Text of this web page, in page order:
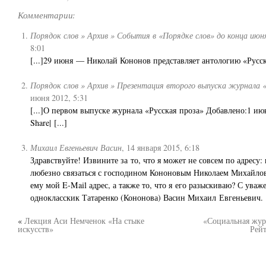
Комментарии:
Порядок слов » Архив » События в «Порядке слов» до конца
8:01
[...]29 июня — Николай Кононов представляет антологию
Порядок слов » Архив » Презентация второго выпуска журнала
июня 2012, 5:31
[...]О первом выпуске журнала «Русская проза» Добавлено:1
Share| [...]
Михаил Евгеньевич Васин, 14 января 2015, 6:18
Здравствуйте! Извините за то, что я может не совсем по
любезно связаться с господином Кононовым Николаем
ему мой E-Mail адрес, а также то, что я его разыскиваю? С
однокласскик Татаренко (Кононова) Васин Михаил Евгеньевич.
« Лекция Аси Немченок «На стыке
искусств»
«Социальная